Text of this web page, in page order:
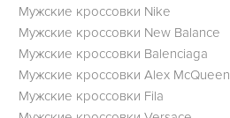
Мужские кроссовки Nike
Мужские кроссовки New Balance
Мужские кроссовки Balenciaga
Мужские кроссовки Alex McQueen
Мужские кроссовки Fila